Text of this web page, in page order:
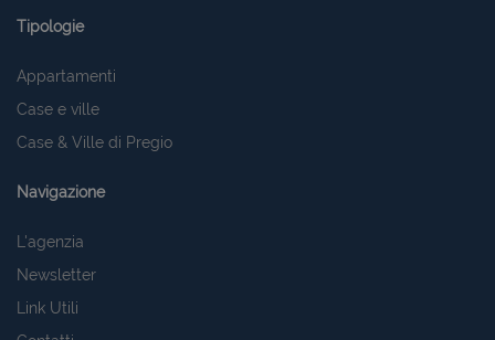
Tipologie
Appartamenti
Case e ville
Case & Ville di Pregio
Navigazione
L'agenzia
Newsletter
Link Utili